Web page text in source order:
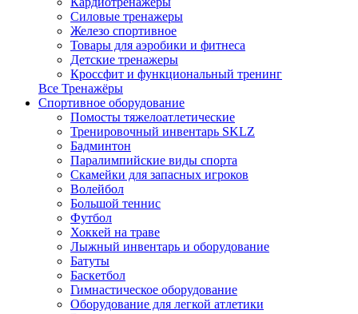
Силовые тренажеры
Железо спортивное
Товары для аэробики и фитнеса
Детские тренажеры
Кроссфит и функциональный тренинг
Все Тренажёры
Спортивное оборудование
Помосты тяжелоатлетические
Тренировочный инвентарь SKLZ
Бадминтон
Паралимпийские виды спорта
Скамейки для запасных игроков
Волейбол
Большой теннис
Футбол
Хоккей на траве
Лыжный инвентарь и оборудование
Батуты
Баскетбол
Гимнастическое оборудование
Оборудование для легкой атлетики